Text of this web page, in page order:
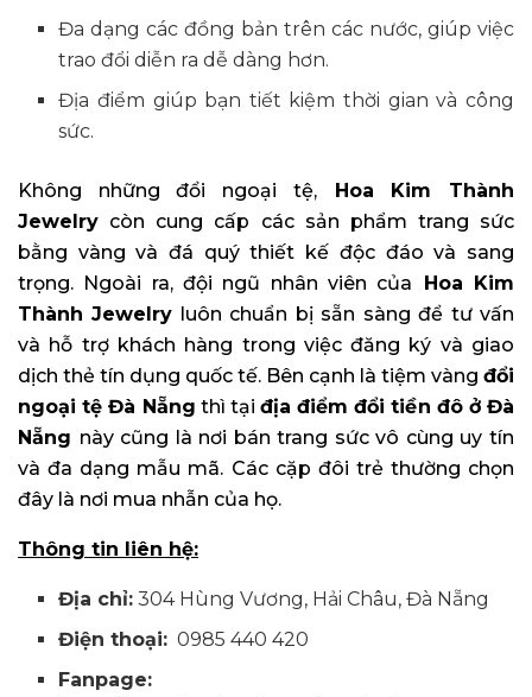
Đa dạng các đồng bản trên các nước, giúp việc
trao đổi diễn ra dễ dàng hơn.
Địa điểm giúp bạn tiết kiệm thời gian và công
sức.
Không những đổi ngoại tệ,Hoa Kim Thành
Jewelry còn cung cấp các sản phẩm trang sức
bằng vàng và đá quý thiết kế độc đáo và sang
trọng. Ngoài ra, đội ngũ nhân viên của Hoa Kim
Thành Jewelry luôn chuẩn bị sẵn sàng để tư vấn
và hỗ trợ khách hàng trong việc đăng ký và giao
dịch thẻ tín dụng quốc tế. Bên cạnh là tiệm vàng đổi
ngoại tệ Đà Nẵng thì tại địa điểm đổi tiền đô ở Đà
Nẵng này cũng là nơi bán trang sức vô cùng uy tín
và đa dạng mẫu mã. Các cặp đôi trẻ thường chọn
đây là nơi mua nhẫn của họ.
Thông tin liên hệ:
Địa chỉ: 304 Hùng Vương, Hải Châu, Đà Nẵng
Điện thoại: 0985 440 420
Fanpage: